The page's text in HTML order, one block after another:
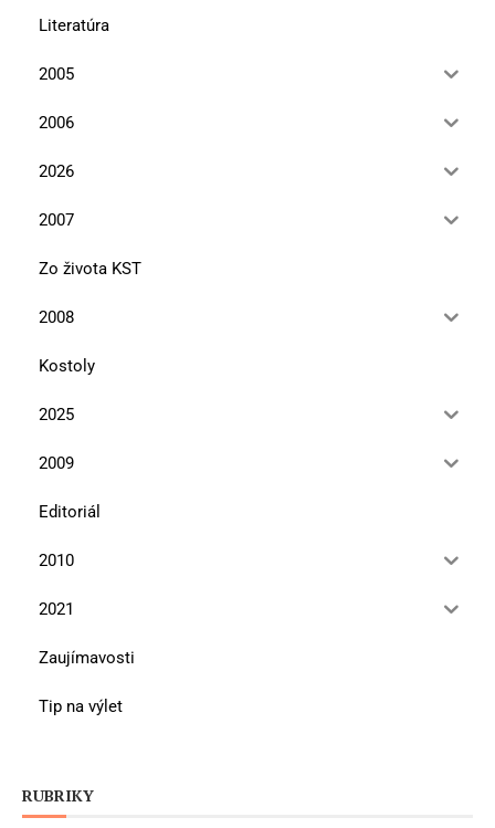
Literatúra
2005
2006
2026
2007
Zo života KST
2008
Kostoly
2025
2009
Editoriál
2010
2021
Zaujímavosti
Tip na výlet
RUBRIKY